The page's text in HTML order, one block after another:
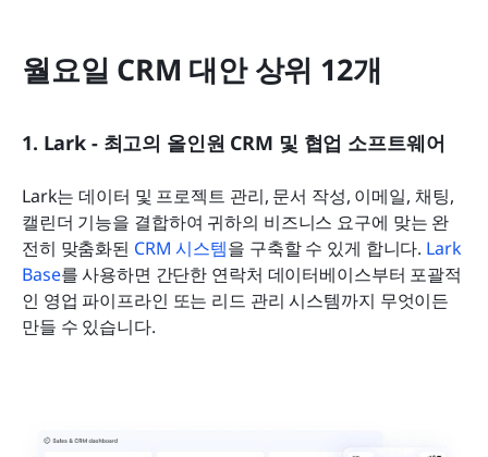
월요일 CRM 대안 상위 12개
1. Lark - 최고의 올인원 CRM 및 협업 소프트웨어
Lark는 데이터 및 프로젝트 관리, 문서 작성, 이메일, 채팅,
캘린더 기능을 결합하여 귀하의 비즈니스 요구에 맞는 완
전히 맞춤화된 CRM 시스템을 구축할 수 있게 합니다. Lark
Base를 사용하면 간단한 연락처 데이터베이스부터 포괄적
인 영업 파이프라인 또는 리드 관리 시스템까지 무엇이든
만들 수 있습니다.